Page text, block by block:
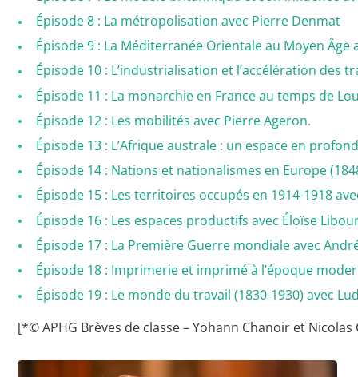
Épisode 8 : La métropolisation avec Pierre Denmat
Épisode 9 : La Méditerranée Orientale au Moyen Âge
Épisode 10 : L’industrialisation et l’accélération des
Épisode 11 : La monarchie en France au temps de
Épisode 12 : Les mobilités avec Pierre Ageron.
Épisode 13 : L’Afrique australe : un espace en
Épisode 14 : Nations et nationalismes en Europe
Épisode 15 : Les territoires occupés en 1914-1918
Épisode 16 : Les espaces productifs avec Éloïse
Épisode 17 : La Première Guerre mondiale avec
Épisode 18 : Imprimerie et imprimé à l’époque
Épisode 19 : Le monde du travail (1830-1930) avec
[*© APHG Brèves de classe – Yohann Chanoir et